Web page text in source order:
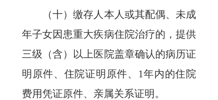
（十）缴存人本人或其配偶、未成
年子女因患重大疾病住院治疗的，提供
三级（含）以上医院盖章确认的病历证
明原件、住院证明原件、1年内的住院
费用凭证原件、亲属关系证明。